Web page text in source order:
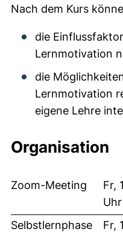
Nach dem Kurs
die
Lernmotivation
die
Lernmotivation
eigene Lehre
Organisation
Zoom-Meeting
Fr,
Uhr
Selbstlernphase
Fr,